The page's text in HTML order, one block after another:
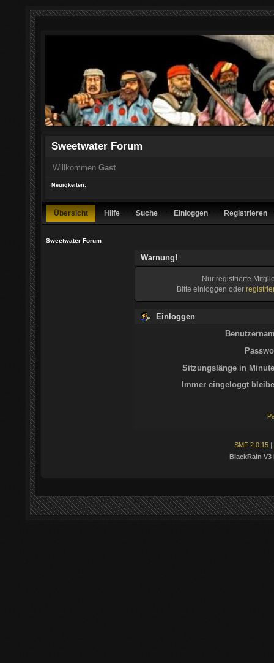
Sweetwater Forum
Willkommen Gast
Neuigkeiten:
Übersicht Hilfe Suche Einloggen Registrieren
Sweetwater Forum
Warnung!
Nur registrierte
Bitte einloggen oder
Einloggen
Sitzungslänge in
Immer eingeloggt
SMF 2.0.15 |
BlackRain V3